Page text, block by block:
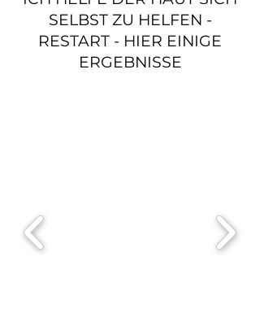
SELBST ZU HELFEN -
RESTART - HIER EINIGE
ERGEBNISSE